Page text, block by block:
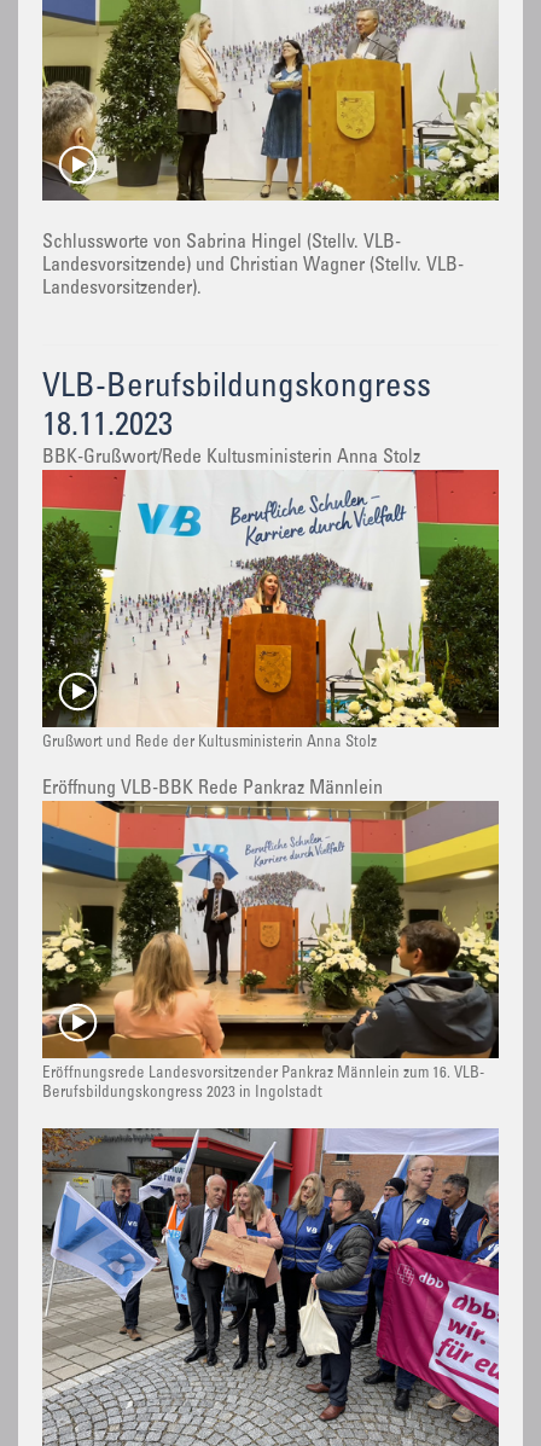
Schlussworte von Sabrina Hingel (Stellv. VLB-
Landesvorsitzende) und Christian Wagner (Stellv. VLB-
Landesvorsitzender).
VLB-Berufsbildungskongress
18.11.2023
BBK-Grußwort/Rede Kultusministerin Anna Stolz
Grußwort und Rede der Kultusministerin Anna Stolz
Eröffnung VLB-BBK Rede Pankraz Männlein
Eröffnungsrede Landesvorsitzender Pankraz Männlein zum 16. VLB-
Berufsbildungskongress 2023 in Ingolstadt